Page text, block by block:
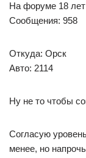
На форуме 18 лет
Сообщения: 958
Откуда: Орск
Авто: 2114
Ну не то чтобы
Согласую
менее, но